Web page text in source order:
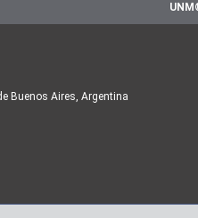
Buenos Aires, Argentina